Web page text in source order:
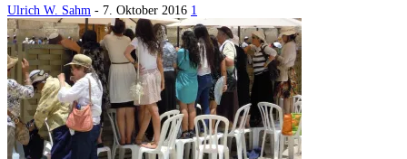
Ulrich W. Sahm - 7. Oktober 2016 1